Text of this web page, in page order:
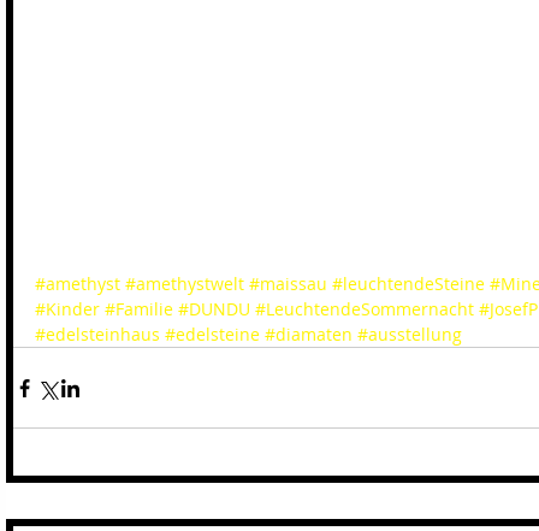
#amethyst #amethystwelt #maissau #leuchtendeSteine
#Kinder #Familie #DUNDU #LeuchtendeSommernacht
#edelsteinhaus #edelsteine #diamaten #ausstellung